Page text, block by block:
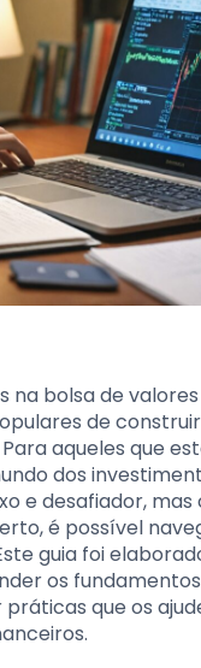
na bolsa de
de
aqueles que
dos
e desafiador, mas
é possível
guia foi
os
que os